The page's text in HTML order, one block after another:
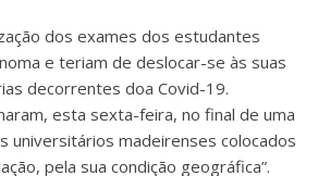
dos exames dos estudantes
e teriam de deslocar-se às suas
decorrentes doa Covid-19.
esta sexta-feira, no final de uma
universitários madeirenses colocados
pela sua condição geográfica”.